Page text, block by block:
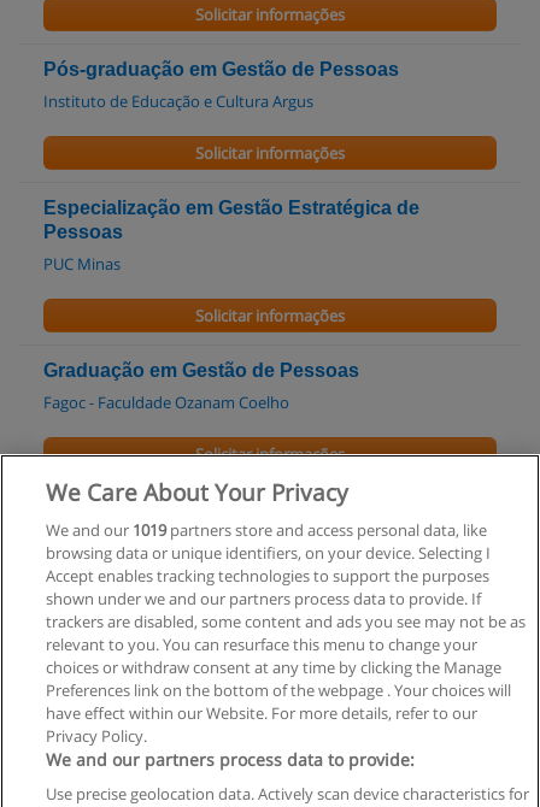
Solicitar informações
Pós-graduação em Gestão de Pessoas
Instituto de Educação e Cultura Argus
Solicitar informações
Especialização em Gestão Estratégica de
Pessoas
PUC Minas
Solicitar informações
Graduação em Gestão de Pessoas
Fagoc - Faculdade Ozanam Coelho
Solicitar informações
Pós-Graduação em Gestão Estratégica de
Pessoas
Centro Universitário Metodista Izabela Hendrix
Solicitar informações
Regras de uso
Privacidade de dados
We Care About Your Privacy
We and our 1019partners store and access personal data, like
browsing data or unique identifiers, on your device. Selecting I
Accept enables tracking technologies to support the purposes
shown under we and our partners process data to provide. If
trackers are disabled, some content and ads you see may not be as
relevant to you. You can resurface this menu to change your
choices or withdraw consent at any time by clicking the Manage
Preferences link on the bottom of the webpage . Your choices will
have effect within our Website. For more details, refer to our
Privacy Policy.
We and our partners process data to provide:
Use precise geolocation data. Actively scan device characteristics for